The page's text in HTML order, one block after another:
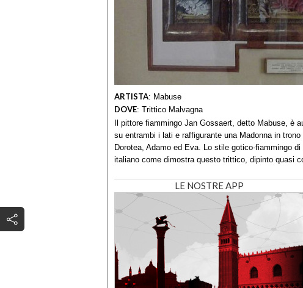
ARTISTA: Mabuse
DOVE: Trittico Malvagna
Il pittore fiammingo Jan Gossaert, detto Mabuse, è
su entrambi i lati e raffigurante una Madonna in
Dorotea, Adamo ed Eva. Lo stile gotico-fiammingo
italiano come dimostra questo trittico, dipinto quasi
LE NOSTRE APP